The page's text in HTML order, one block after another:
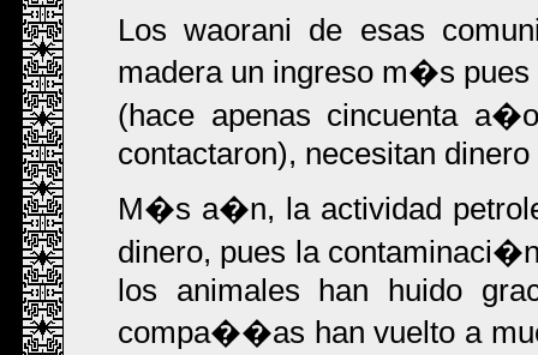
Los waorani de esas
madera un ingreso m�s pues
(hace apenas cincuenta
contactaron), necesitan
M�s a�n, la actividad
dinero, pues la
los animales han huido
compa��as han vuelto a